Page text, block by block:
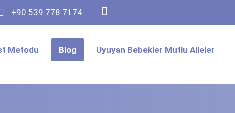
+90 539 778 7174
Metodu Blog Uyuyan Bebekler Mutlu Aileler